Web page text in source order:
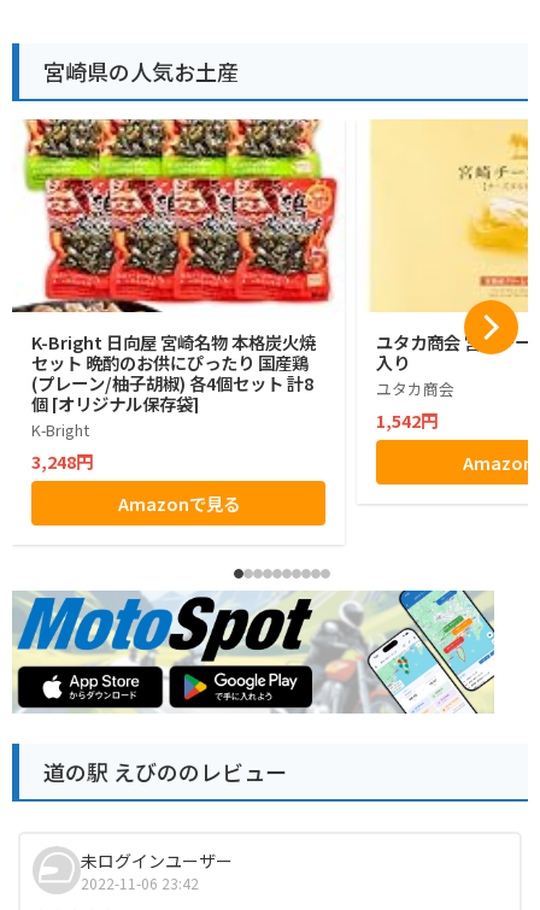
宮崎県の人気お土産
K-Bright 日向屋 宮崎名物 本格炭火焼
セット 晩酌のお供にぴったり 国産鶏
(プレーン/柚子胡椒) 各4個セット 計8
個 [オリジナル保存袋]
K-Bright
3,248円
Amazonで見る
ユタカ商会 宮崎チー
入り
ユタカ商会
1,542円
Amazon
道の駅 えびののレビュー
未ログインユーザー
2022-11-06 23:42